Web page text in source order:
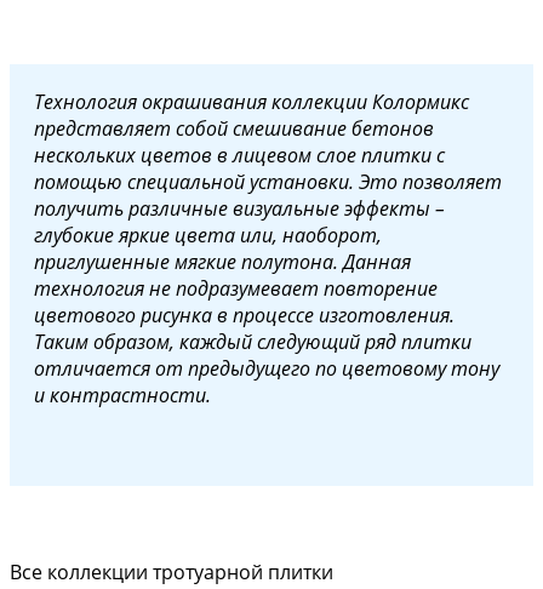
Технология окрашивания коллекции Колормикс
представляет собой смешивание бетонов
нескольких цветов в лицевом слое плитки с
помощью специальной установки. Это позволяет
получить различные визуальные эффекты –
глубокие яркие цвета или, наоборот,
приглушенные мягкие полутона.Данная
технология не подразумевает повторение
цветового рисунка в процессе изготовления.
Таким образом, каждый следующий ряд плитки
отличается от предыдущего по цветовому тону
и контрастности.
Все коллекции тротуарной плитки